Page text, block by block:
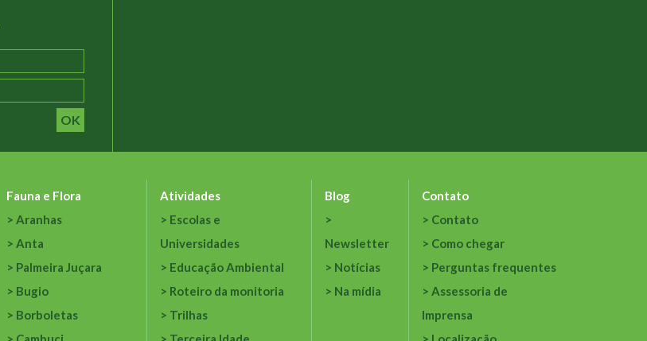
OK
Fauna e Flora
Aranhas
Anta
Palmeira Juçara
Bugio
Borboletas
Atividades
Escolas e
Universidades
Educação Ambiental
Roteiro da monitoria
Trilhas
Blog
Newsletter
Notícias
Na mídia
Contato
Contato
Como chegar
Perguntas frequentes
Assessoria de
Imprensa